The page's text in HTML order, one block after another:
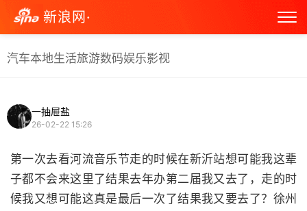
新浪网·
汽车本地生活旅游数码娱乐影视
一抽屉盐
26-02-22 15:26
第一次去看河流音乐节走的时候在新沂站想可能我这辈
子都不会来这里了结果去年办第二届我又去了，走的时
候我又想可能这真是最后一次了结果我又要去了？徐州